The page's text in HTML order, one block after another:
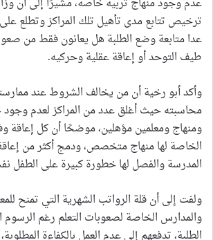
ترخيص تتابع مدى تأهيل تلك المراكز وتطلع
عدا متابعة وضع الطلبة هل يعانون فقط من
طيف التوحد أو إعاقة عقلية وحركيه.
وأكد أبو رخية أن من يخالف الشروط عند
محاسبته حيث أغلق عدد من المراكز لعدم
ومنهاج ومعلمين مؤهلين، موضحًا أن كل إعاقة
الخاصة لها منهاج متخصص، ودمج أكثر من
المدرسة والفصل لها خطورة كبيرة على الطفل
ولفت إلى أن قلة الرواتب الشهرية التي تمنح
والمدارس الخاصة لصعوبات التعلم رغم
الطلبة، تدفعهم إلى عدم العمل بالكفاءة